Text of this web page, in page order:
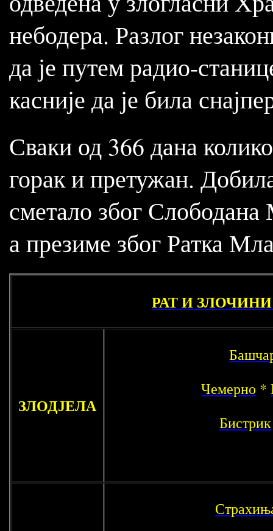
небодера. Разлог
да је путем радио-
касније да је била
Сваки од 366 дана
горак и претужан.
сметало због
а презиме због Ратка
РАТ И ЗЛОЧИНИ
ЗЛОДЈЕЛА
Чемерно *
Бистрик